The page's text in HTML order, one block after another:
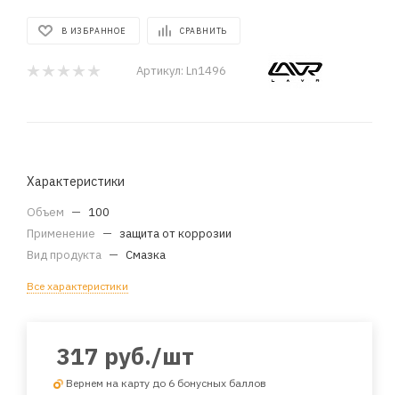
В ИЗБРАННОЕ СРАВНИТЬ
Артикул: Ln1496
Характеристики
Объем — 100
Применение — защита от коррозии
Вид продукта — Смазка
Все характеристики
317 руб./шт
Вернем на карту до 6 бонусных баллов